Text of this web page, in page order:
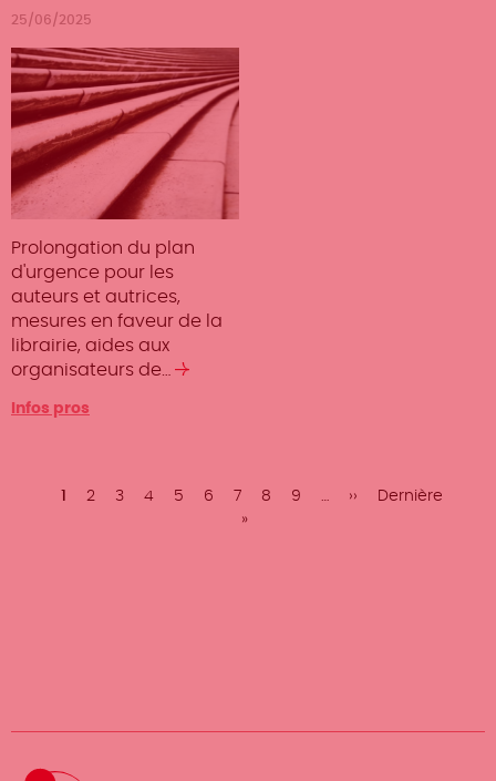
25/06/2025
Prolongation du plan
d'urgence pour les
auteurs et autrices,
mesures en faveur de la
librairie, aides aux
organisateurs de…
Infos pros
PagePage
2 Page
3 Page
4 Page
5 Page
6 Page
7 Page
8 Page
9 …
Page
››
Dernière
Dernière
»